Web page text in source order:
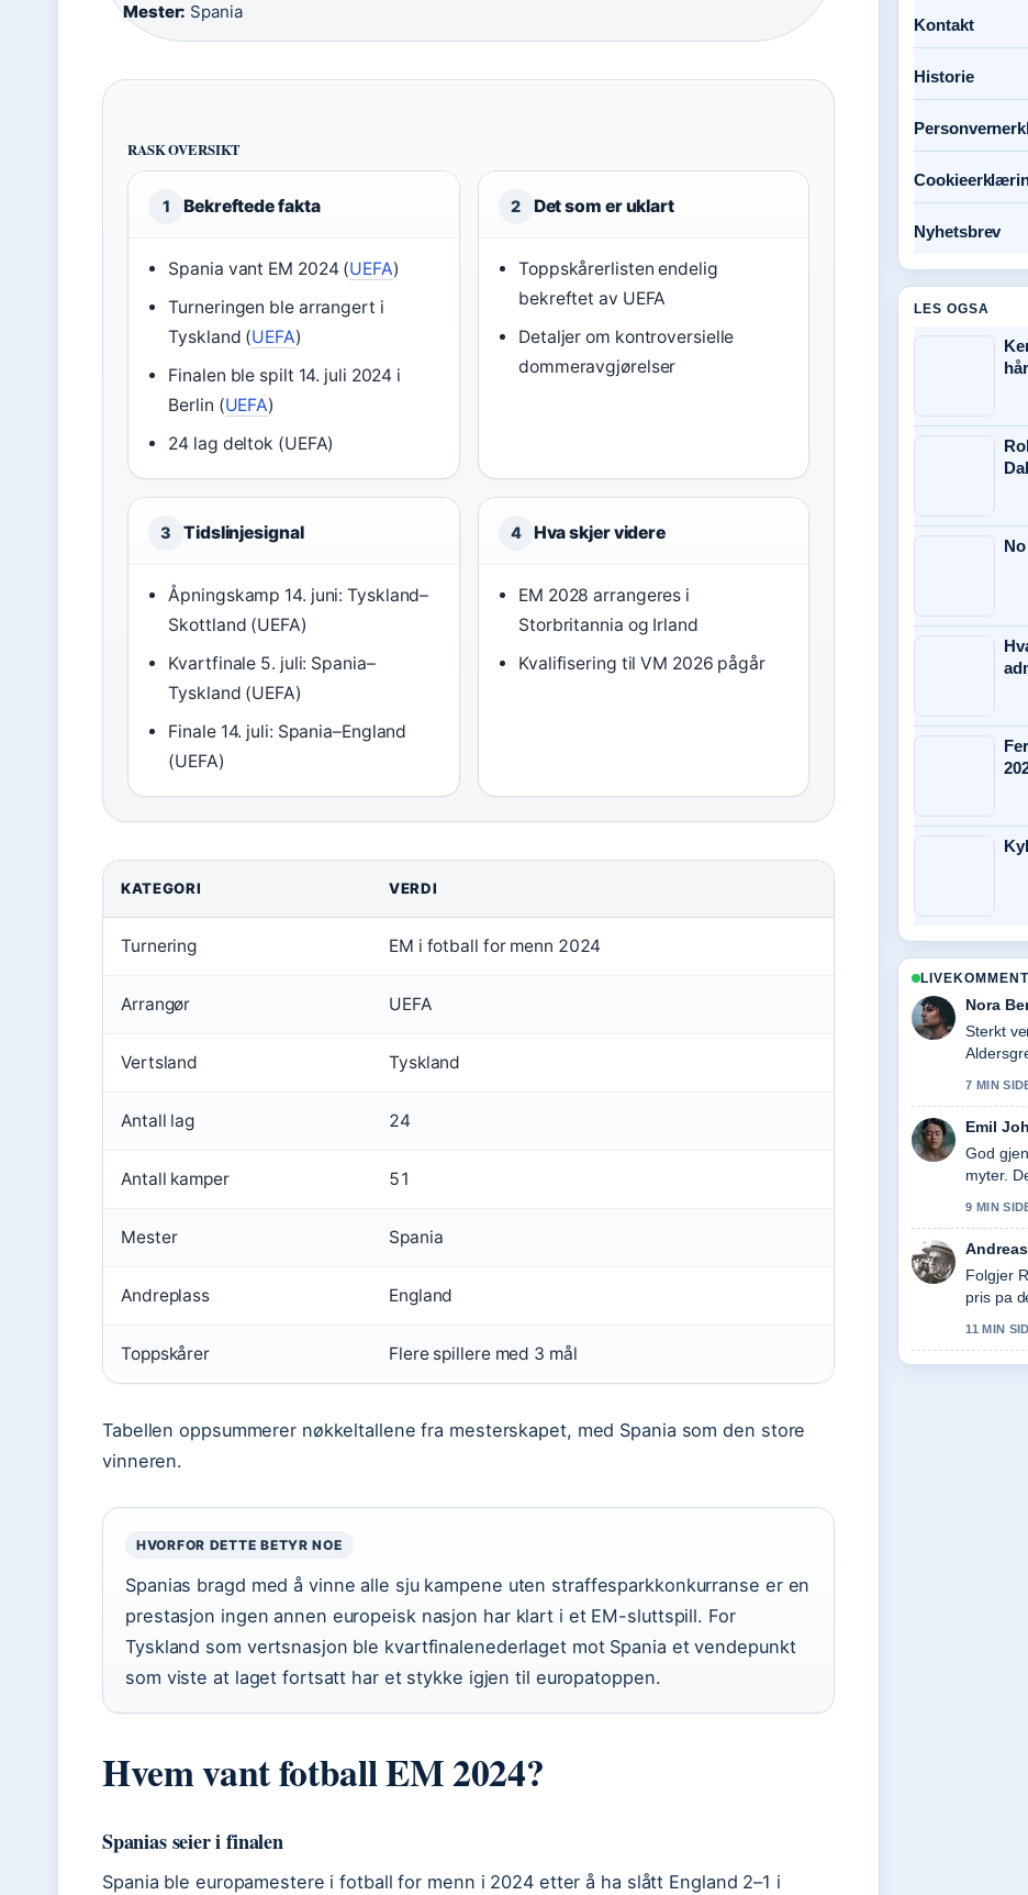
Mester: Spania
RASK OVERSIKT
1 Bekreftede fakta
Spania vant EM 2024 (UEFA)
Turneringen ble arrangert i
Tyskland (UEFA)
Finalen ble spilt 14. juli 2024 i
Berlin (UEFA)
24 lag deltok (UEFA)
2 Det som er uklart
Toppskårerlisten endelig
bekreftet av UEFA
Detaljer om kontroversielle
dommeravgjørelser
3 Tidslinjesignal
Åpningskamp 14. juni: Tyskland–
Skottland (UEFA)
Kvartfinale 5. juli: Spania–
Tyskland (UEFA)
Finale 14. juli: Spania–England
(UEFA)
4 Hva skjer videre
EM 2028 arrangeres i
Storbritannia og Irland
Kvalifisering til VM 2026 pågår
KATEGORI VERDI
Turnering EM i fotball for menn 2024
Arrangør UEFA
Vertsland Tyskland
Antall lag 24
Antall kamper 51
Mester Spania
Andreplass England
Toppskårer Flere spillere med 3 mål
Tabellen oppsummerer nøkkeltallene fra mesterskapet, med Spania som den store
vinneren.
HVORFOR DETTE BETYR NOE
Spanias bragd med å vinne alle sju kampene uten straffesparkkonkurranse er en
prestasjon ingen annen europeisk nasjon har klart i et EM-sluttspill. For
Tyskland som vertsnasjon ble kvartfinalenederlaget mot Spania et vendepunkt
som viste at laget fortsatt har et stykke igjen til europatoppen.
Hvem vant fotball EM 2024?
Spanias seier i finalen
Spania ble europamestere i fotball for menn i 2024 etter å ha slått England 2–1 i
Kontakt
Historie
Nyhetsbrev
LES OGSA
hår
Nora
Sterkt
7 MIN
Emil
God
myter.
9 MIN
Folgjer
pris pa
11 MIN